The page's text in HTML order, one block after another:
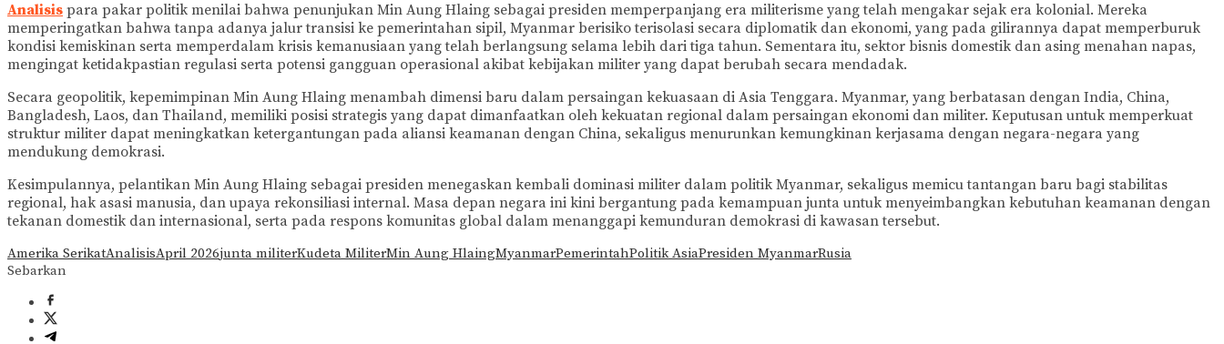
Analisis para pakar politik menilai bahwa penunjukan Min Aung Hlaing sebagai presiden memperpanjang era militerisme yang telah mengakar sejak era kolonial. Mereka
memperingatkan bahwa tanpa adanya jalur transisi ke pemerintahan sipil, Myanmar berisiko terisolasi secara diplomatik dan ekonomi, yang pada gilirannya dapat memperburuk
kondisi kemiskinan serta memperdalam krisis kemanusiaan yang telah berlangsung selama lebih dari tiga tahun. Sementara itu, sektor bisnis domestik dan asing menahan napas,
mengingat ketidakpastian regulasi serta potensi gangguan operasional akibat kebijakan militer yang dapat berubah secara mendadak.
Secara geopolitik, kepemimpinan Min Aung Hlaing menambah dimensi baru dalam persaingan kekuasaan di Asia Tenggara. Myanmar, yang berbatasan dengan India, China,
Bangladesh, Laos, dan Thailand, memiliki posisi strategis yang dapat dimanfaatkan oleh kekuatan regional dalam persaingan ekonomi dan militer. Keputusan untuk memperkuat
struktur militer dapat meningkatkan ketergantungan pada aliansi keamanan dengan China, sekaligus menurunkan kemungkinan kerjasama dengan negara-negara yang
mendukung demokrasi.
Kesimpulannya, pelantikan Min Aung Hlaing sebagai presiden menegaskan kembali dominasi militer dalam politik Myanmar, sekaligus memicu tantangan baru bagi stabilitas
regional, hak asasi manusia, dan upaya rekonsiliasi internal. Masa depan negara ini kini bergantung pada kemampuan junta untuk menyeimbangkan kebutuhan keamanan dengan
tekanan domestik dan internasional, serta pada respons komunitas global dalam menanggapi kemunduran demokrasi di kawasan tersebut.
Amerika SerikatAnalisisApril 2026junta militerKudeta MiliterMin Aung HlaingMyanmarPemerintahPolitik AsiaPresiden MyanmarRusia
Sebarkan